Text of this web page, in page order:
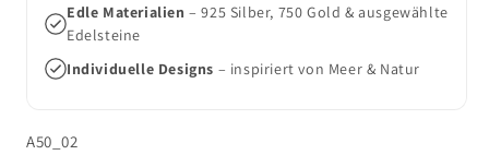
Edle Materialien – 925 Silber, 750 Gold & ausgewählte
Edelsteine
Individuelle Designs – inspiriert von Meer & Natur
SKU:
A50_02